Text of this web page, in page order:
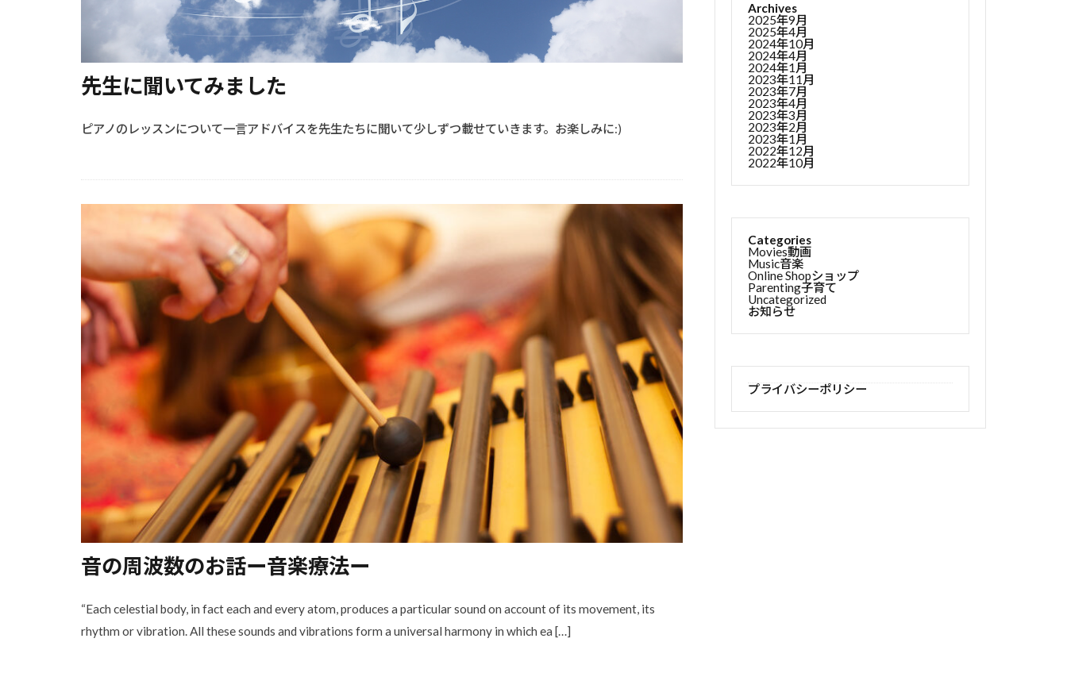
先生に聞いてみました
ピアノのレッスンについて一言アドバイスを先生たちに聞いて少しずつ載せていきます。お楽しみに:)
音の周波数のお話ー音楽療法ー
“Each celestial body, in fact each and every atom, produces a particular sound on account of its movement, its
rhythm or vibration. All these sounds and vibrations form a universal harmony in which ea […]
Archives
2025年9月
2025年4月
2024年10月
2024年4月
2024年1月
2023年11月
2023年7月
2023年4月
2023年3月
2023年2月
2023年1月
2022年12月
2022年10月
Categories
Movies動画
Music音楽
Online Shopショップ
Parenting子育て
Uncategorized
お知らせ
プライバシーポリシー